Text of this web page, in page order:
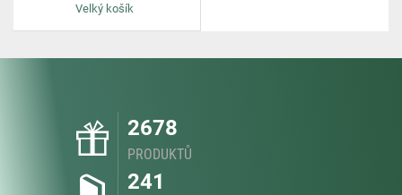
Velký košík
2678
PRODUKTŮ
241